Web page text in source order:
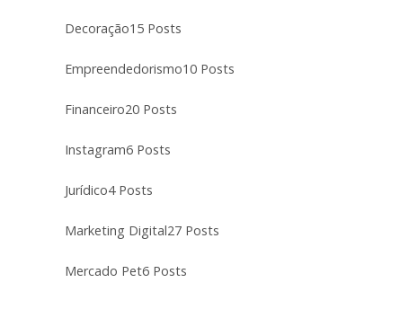
Decoração15 Posts
Empreendedorismo10 Posts
Financeiro20 Posts
Instagram6 Posts
Jurídico4 Posts
Marketing Digital27 Posts
Mercado Pet6 Posts